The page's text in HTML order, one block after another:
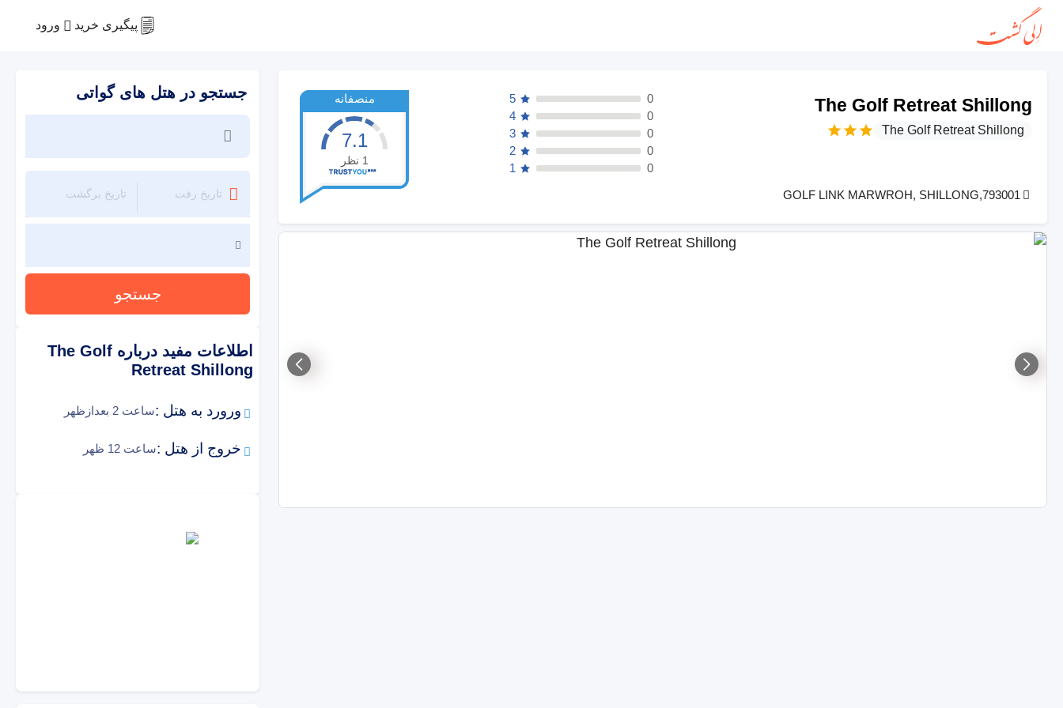
پیگیری خرید ورود
The Golf Retreat Shillong
The Golf Retreat Shillong
GOLF LINK MARWROH, SHILLONG,793001
0
5
0
4
0
3
0
2
0
1
منصفانه
7.1
1 نظر
جستجو در هتل های گواتی
جستجو
اطلاعات مفید درباره The Golf
Retreat Shillong
ورورد به هتل :ساعت 2 بعدازظهر
خروج از هتل :ساعت 12 ظهر